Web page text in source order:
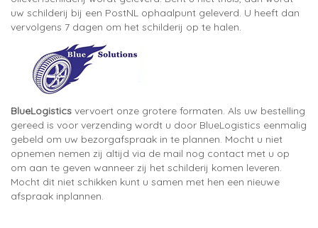
uw schilderij bij een PostNL ophaalpunt geleverd. U heeft dan
vervolgens 7 dagen om het schilderij op te halen.
BlueLogistics vervoert onze grotere formaten. Als uw bestelling
gereed is voor verzending wordt u door BlueLogistics eenmalig
gebeld om uw bezorgafspraak in te plannen. Mocht u niet
opnemen nemen zij altijd via de mail nog contact met u op
om aan te geven wanneer zij het schilderij komen leveren.
Mocht dit niet schikken kunt u samen met hen een nieuwe
afspraak inplannen.